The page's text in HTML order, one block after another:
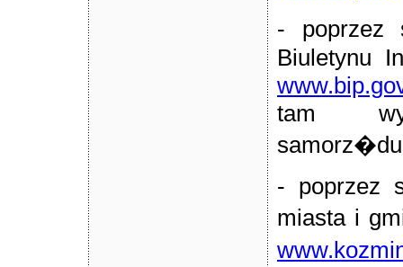
-
Biuletynu
tam
- poprzez
miasta i